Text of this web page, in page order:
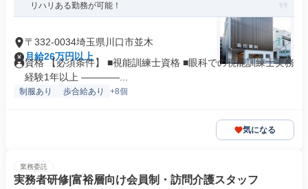
リハリある勤務が可能！
〒332-0034埼玉県川口市並木
月給26万円以上
資格 【必須条件】 ■視能訓練士資格 ■眼科での視能訓練士実務
経験1年以上 ――――...
制服あり 歩合給あり +8個
気になる
業務委託
実務者研修|富裕層向け会員制・訪問介護スタッフ